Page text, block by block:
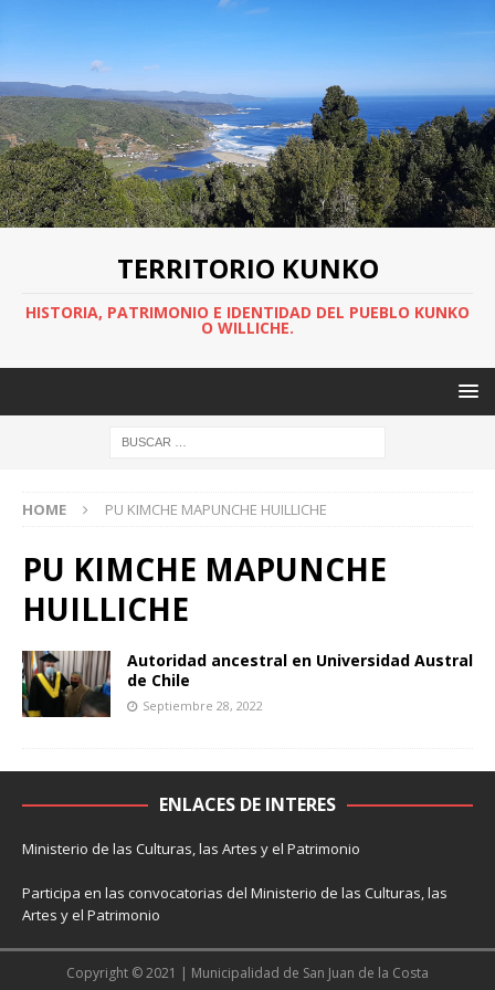
TERRITORIO KUNKO
HISTORIA, PATRIMONIO E IDENTIDAD DEL PUEBLO KUNKO
O WILLICHE.
HOME PU KIMCHE MAPUNCHE HUILLICHE
PU KIMCHE MAPUNCHE
HUILLICHE
Autoridad ancestral en Universidad Austral
de Chile
Septiembre 28, 2022
ENLACES DE INTERES
Ministerio de las Culturas, las Artes y el Patrimonio
Participa en las convocatorias del Ministerio de las Culturas, las
Artes y el Patrimonio
Copyright © 2021 | Municipalidad de San Juan de la Costa